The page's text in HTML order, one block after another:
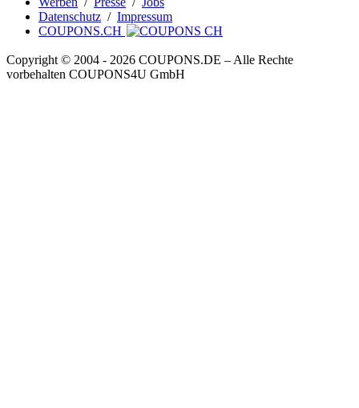
Datenschutz / Impressum
COUPONS.CH
Copyright © 2004 ‐ 2026 COUPONS.DE – Alle Rechte
vorbehalten COUPONS4U GmbH